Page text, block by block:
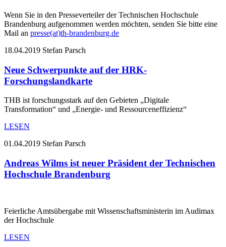
Wenn Sie in den Presseverteiler der Technischen Hochschule
Brandenburg aufgenommen werden möchten, senden Sie bitte eine
Mail an presse(at)th-brandenburg.de
18.04.2019 Stefan Parsch
Neue Schwerpunkte auf der HRK-
Forschungslandkarte
THB ist forschungsstark auf den Gebieten „Digitale
Transformation“ und „Energie- und Ressourceneffizienz“
LESEN
01.04.2019 Stefan Parsch
Andreas Wilms ist neuer Präsident der Technischen
Hochschule Brandenburg
Feierliche Amtsübergabe mit Wissenschaftsministerin im Audimax
der Hochschule
LESEN